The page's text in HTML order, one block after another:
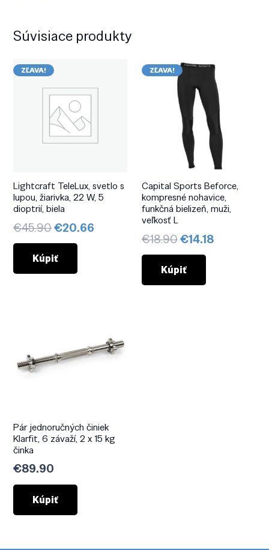
Súvisiace produkty
ZĽAVA!
Lightcraft TeleLux, svetlo s
lupou, žiarivka, 22 W, 5
dioptrií, biela
€45.90Pôvodná
cena
bola:
€45.90.
€20.66
Kúpiť
ZĽAVA!
Capital Sports Beforce,
kompresné nohavice,
funkčná bielizeň, muži,
veľkosť L
€18.90Pôvodná
cena
bola:
€18.90.
€14.18Aktuálna
Kúpiť
Pár jednoručných činiek
Klarfit, 6 závaží, 2 x 15 kg
činka
€89.90
Kúpiť